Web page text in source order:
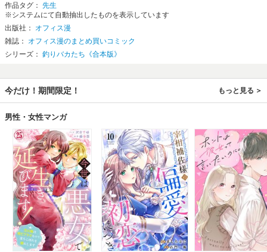
作品タグ： 先生
※システムにて自動抽出したものを表示しています
出版社： オフィス漫
雑誌： オフィス漫のまとめ買いコミック
シリーズ： 釣りバカたち《合本版》
今だけ！期間限定！ もっと見る
男性・女性マンガ